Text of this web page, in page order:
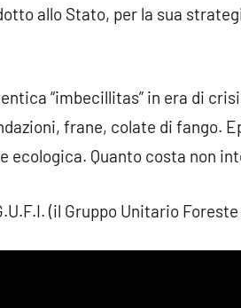
allo Stato, per la sua
“imbecillitas” in era di
frane, colate di fango.
Quanto costa non
(il Gruppo Unitario